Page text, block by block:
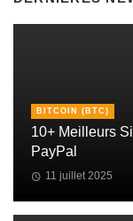
BITCOIN (BTC)
10+ Meilleurs
PayPal
11 juillet 2025